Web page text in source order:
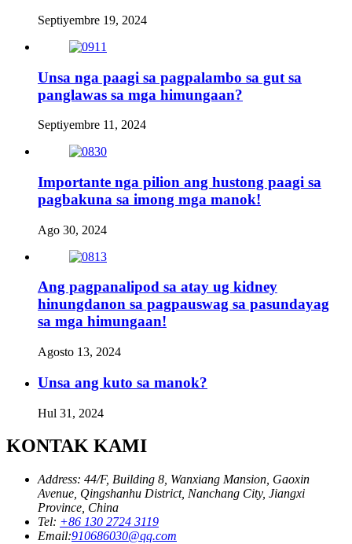
Septiyembre 19, 2024
Unsa nga paagi sa pagpalambo sa gut sa
panglawas sa mga himungaan?
Septiyembre 11, 2024
Importante nga pilion ang hustong paagi sa
pagbakuna sa imong mga manok!
Ago 30, 2024
Ang pagpanalipod sa atay ug kidney
hinungdanon sa pagpauswag sa pasundayag
sa mga himungaan!
Agosto 13, 2024
Unsa ang kuto sa manok?
Hul 31, 2024
KONTAK KAMI
Address: 44/F, Building 8, Wanxiang Mansion, Gaoxin
Avenue, Qingshanhu District, Nanchang City, Jiangxi
Province, China
Tel: +86 130 2724 3119
Email:910686030@qq.com